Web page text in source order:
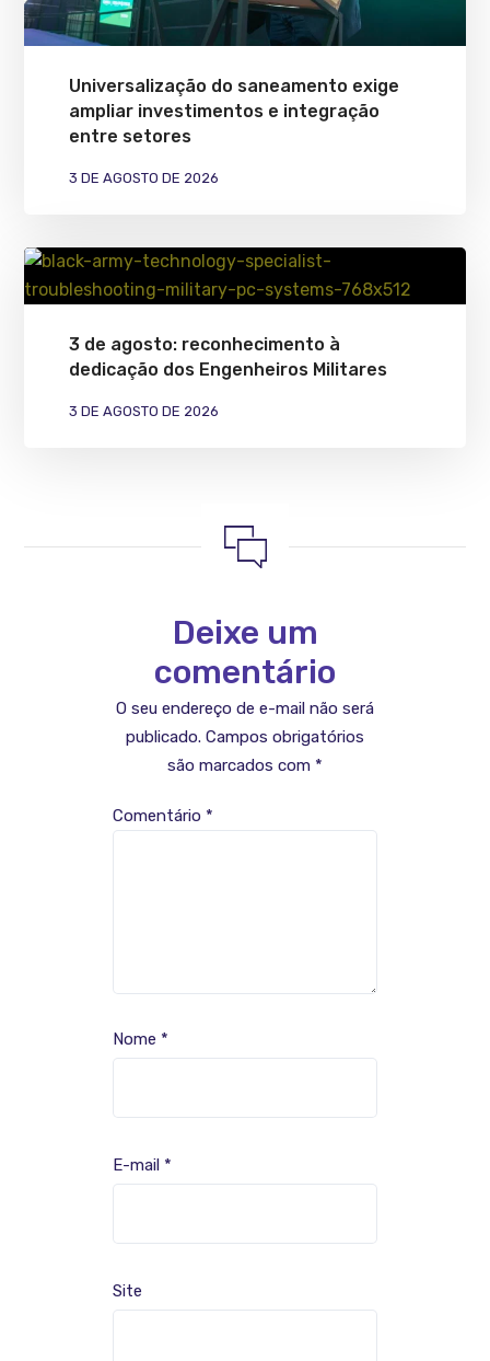
Universalização do saneamento exige
ampliar investimentos e integração
entre setores
3 DE AGOSTO DE 2026
3 de agosto: reconhecimento à
dedicação dos Engenheiros Militares
3 DE AGOSTO DE 2026
Deixe um
comentário
O seu endereço de e-mail não será
publicado. Campos obrigatórios
são marcados com *
Comentário *
Nome *
E-mail *
Site